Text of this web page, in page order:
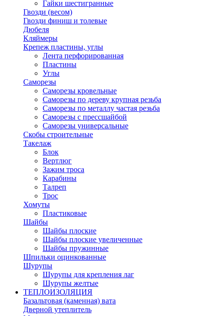
Гайки шестигранные
Гвозди (весом)
Гвозди финиш и толевые
Дюбеля
Кляймеры
Крепеж пластины, углы
Лента перфорированная
Пластины
Углы
Саморезы
Саморезы кровельные
Саморезы по дереву крупная резьба
Саморезы по металлу частая резьба
Саморезы с прессшайбой
Саморезы универсальные
Скобы строительные
Такелаж
Блок
Вертлюг
Зажим троса
Карабины
Талреп
Трос
Хомуты
Пластиковые
Шайбы
Шайбы плоские
Шайбы плоские увеличенные
Шайбы пружинные
Шпильки оцинкованные
Шурупы
Шурупы для крепления лаг
Шурупы желтые
ТЕПЛОИЗОЛЯЦИЯ
Базальтовая (каменная) вата
Дверной утеплитель